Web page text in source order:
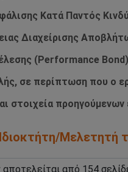
Κατά Παντός
Διαχείρισης
(Performance Bond)
σε περίπτωση που ο
στοιχεία
Ιδιοκτήτη/